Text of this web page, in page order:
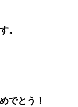
。
でとう！